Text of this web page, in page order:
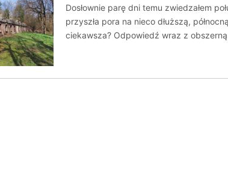
Dosłownie parę dni temu zwiedzałem
przyszła pora na nieco dłuższą,
ciekawsza? Odpowiedź wraz z